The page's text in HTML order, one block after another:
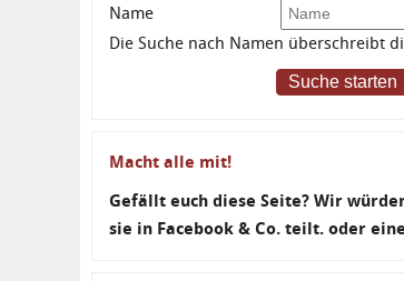
Name
Die Suche nach Namen überschreibt
Suche starten
Macht alle mit!
Gefällt euch diese Seite? Wir
sie in Facebook & Co. teilt. oder